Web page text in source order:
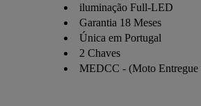
iluminação Full-LED
Garantia 18 Meses
Única em Portugal
2 Chaves
MEDCC - (Moto